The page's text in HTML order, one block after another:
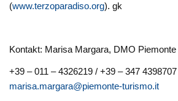
(www.terzoparadiso.org). gk
Kontakt: Marisa Margara, DMO
+39 – 011 – 4326219 / +39 – 347 4398707
marisa.margara@piemonte-turismo.it